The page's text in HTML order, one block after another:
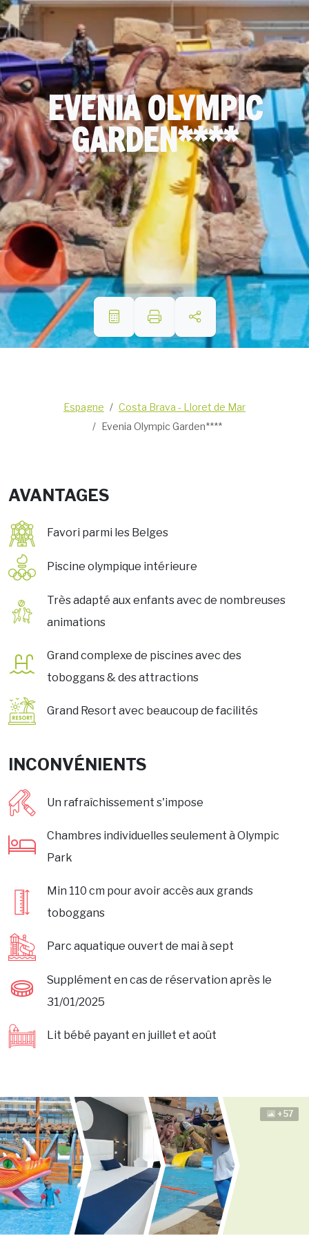
EVENIA OLYMPIC
GARDEN****
Espagne
Costa Brava - Lloret de Mar
Evenia Olympic Garden****
AVANTAGES
Favori parmi les Belges
Piscine olympique intérieure
Très adapté aux enfants avec de nombreuses
animations
Grand complexe de piscines avec des
toboggans & des attractions
Grand Resort avec beaucoup de facilités
INCONVÉNIENTS
Un rafraîchissement s'impose
Chambres individuelles seulement à Olympic
Park
Min 110 cm pour avoir accès aux grands
toboggans
Parc aquatique ouvert de mai à sept
Supplément en cas de réservation après le
31/01/2025
Lit bébé payant en juillet et août
+57